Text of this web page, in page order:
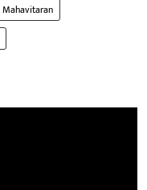
Mahavitaran